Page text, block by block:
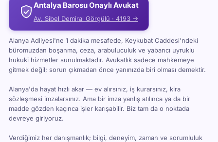
Antalya Barosu Onaylı Avukat
Av. Sibel Demiral Görgülü · 4193 →
Alanya Adliyesi'ne 1 dakika mesafede, Keykubat Caddesi'ndeki
büromuzdan boşanma, ceza, arabuluculuk ve yabancı uyruklu
hukuki hizmetler sunulmaktadır. Avukatlık sadece mahkemeye
gitmek değil; sorun çıkmadan önce yanınızda biri olması demektir.
Alanya'da hayat hızlı akar — ev alırsınız, iş kurarsınız, kira
sözleşmesi imzalarsınız. Ama bir imza yanlış atılınca ya da bir
madde gözden kaçınca işler karışabilir. Biz tam da o noktada
devreye giriyoruz.
Verdiğimiz her danışmanlık; bilgi, deneyim, zaman ve sorumluluk